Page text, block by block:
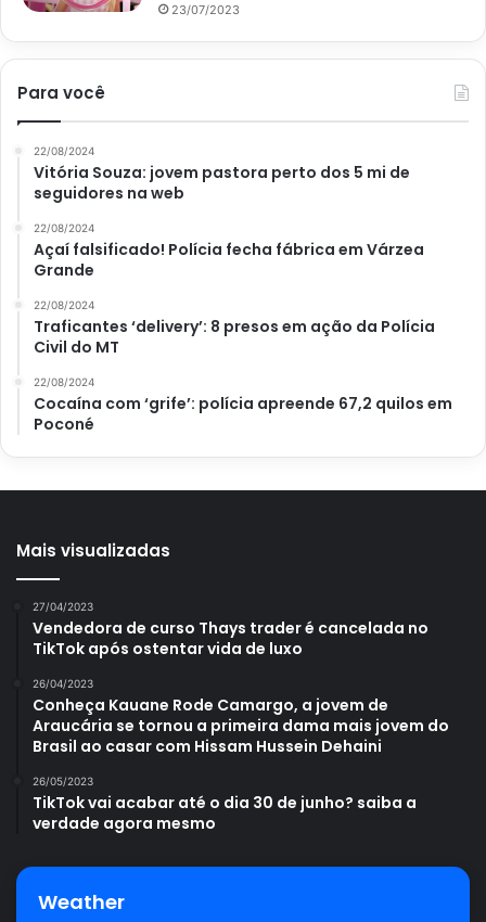
Avalie este post post
ensaio Gabi Martins Vila Isabel
23/07/2023
Para você
22/08/2024
Vitória Souza: jovem pastora perto dos 5 mi de
seguidores na web
22/08/2024
Açaí falsificado! Polícia fecha fábrica em Várzea
Grande
22/08/2024
Traficantes ‘delivery’: 8 presos em ação da Polícia
Civil do MT
22/08/2024
Cocaína com ‘grife’: polícia apreende 67,2 quilos em
Poconé
Mais visualizadas
27/04/2023
Vendedora de curso Thays trader é cancelada no
TikTok após ostentar vida de luxo
26/04/2023
Conheça Kauane Rode Camargo, a jovem de
Araucária se tornou a primeira dama mais jovem do
Brasil ao casar com Hissam Hussein Dehaini
26/05/2023
TikTok vai acabar até o dia 30 de junho? saiba a
verdade agora mesmo
Weather